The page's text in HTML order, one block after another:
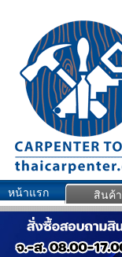
หน้าแรก สินค้า